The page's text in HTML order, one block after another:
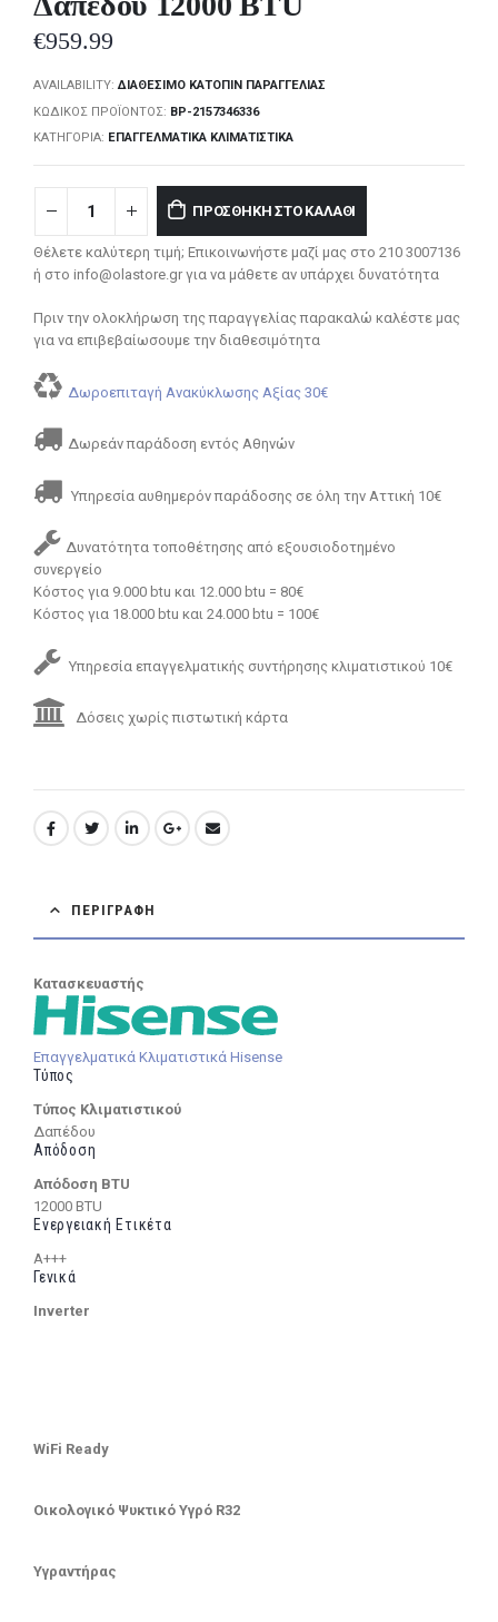
€959.99
AVAILABILITY:ΔΙΑΘΈΣΙΜΟ ΚΑΤΌΠΙΝ ΠΑΡΑΓΓΕΛΊΑΣ
ΚΩΔΙΚΌΣ ΠΡΟΪΌΝΤΟΣ: BP-2157346336
ΚΑΤΗΓΟΡΊΑ: ΕΠΑΓΓΕΛΜΑΤΙΚΆ ΚΛΙΜΑΤΙΣΤΙΚΆ
ΠΡΟΣΘΉΚΗ ΣΤΟ ΚΑΛΆΘΙ
Θέλετε καλύτερη τιμή; Επικοινωνήστε μαζί μας στο 210 3007136
ή στο info@olastore.gr για να μάθετε αν υπάρχει δυνατότητα
Πριν την ολοκλήρωση της παραγγελίας παρακαλώ καλέστε μας
για να επιβεβαίωσουμε την διαθεσιμότητα
Δωροεπιταγή Ανακύκλωσης Αξίας 30€
Δωρεάν παράδοση εντός Αθηνών
Υπηρεσία αυθημερόν παράδοσης σε όλη την Αττική 10€
Δυνατότητα τοποθέτησης από εξουσιοδοτημένο
συνεργείο
Κόστος για 9.000 btu και 12.000 btu = 80€
Κόστος για 18.000 btu και 24.000 btu = 100€
Υπηρεσία επαγγελματικής συντήρησης κλιματιστικού 10€
Δόσεις χωρίς πιστωτική κάρτα
ΠΕΡΙΓΡΑΦΉ
Κατασκευαστής
Επαγγελματικά Κλιματιστικά Hisense
Τύπος
Τύπος Κλιματιστικού
Δαπέδου
Απόδοση
Απόδοση BTU
12000 BTU
Ενεργειακή Ετικέτα
A+++
Γενικά
Inverter
WiFi Ready
Οικολογικό Ψυκτικό Υγρό R32
Υγραντήρας